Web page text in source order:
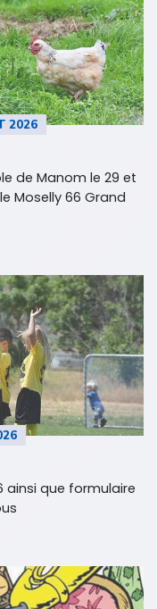
2026
de Manom le 29 et
Moselly 66 Grand
ainsi que formulaire